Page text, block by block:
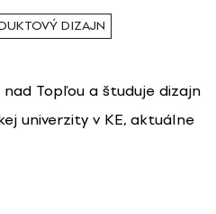
DIZAJN
Topľou a študuje dizajn
univerzity v KE, aktuálne